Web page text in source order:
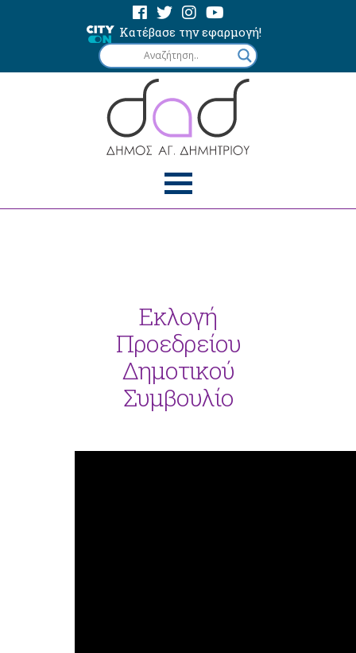
Κατέβασε την εφαρμογή!
Εκλογή
Προεδρείου
Δημοτικού
Συμβουλίο